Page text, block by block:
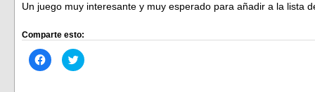
Un juego muy interesante y muy esperado para añadir a la lista
Comparte esto:
Haz
clic
Haz
clic